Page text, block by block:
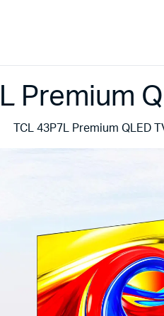
Premium
TCL 43P7L Premium QLED